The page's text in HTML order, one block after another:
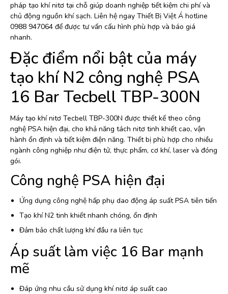
pháp tạo khí nitơ tại chỗ giúp doanh nghiệp tiết kiệm chi phí và
chủ động nguồn khí sạch. Liên hệ ngay Thiết Bị Việt Á hotline
0988 947064 để được tư vấn cấu hình phù hợp và báo giá
nhanh.
Đặc điểm nổi bật của máy
tạo khí N2 công nghệ PSA
16 Bar Tecbell TBP-300N
Máy tạo khí nitơ Tecbell TBP-300N được thiết kế theo công
nghệ PSA hiện đại, cho khả năng tách nitơ tinh khiết cao, vận
hành ổn định và tiết kiệm điện năng. Thiết bị phù hợp cho nhiều
ngành công nghiệp như điện tử, thực phẩm, cơ khí, laser và đóng
gói.
Công nghệ PSA hiện đại
Ứng dụng công nghệ hấp phụ dao động áp suất PSA tiên tiến
Tạo khí N2 tinh khiết nhanh chóng, ổn định
Đảm bảo chất lượng khí đầu ra liên tục
Áp suất làm việc 16 Bar mạnh
mẽ
Đáp ứng nhu cầu sử dụng khí nitơ áp suất cao